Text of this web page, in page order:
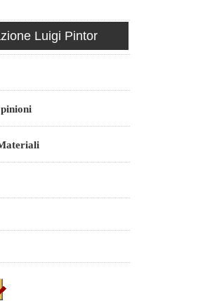
Luigi Pintor